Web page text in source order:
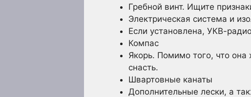
Гребной винт. Ищите
Электрическая система и
Если установлена, УКВ-
Компас
Якорь. Помимо того, что
снасть.
Швартовные канаты
Дополнительные лески, а